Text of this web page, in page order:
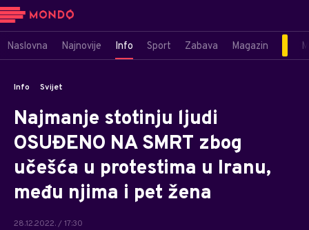
Naslovna Najnovije Info Sport Zabava Magazin
Info Svijet
Najmanje stotinju ljudi
OSUĐENO NA SMRT zbog
učešća u protestima u Iranu,
među njima i pet žena
28.12.2022. / 17:30